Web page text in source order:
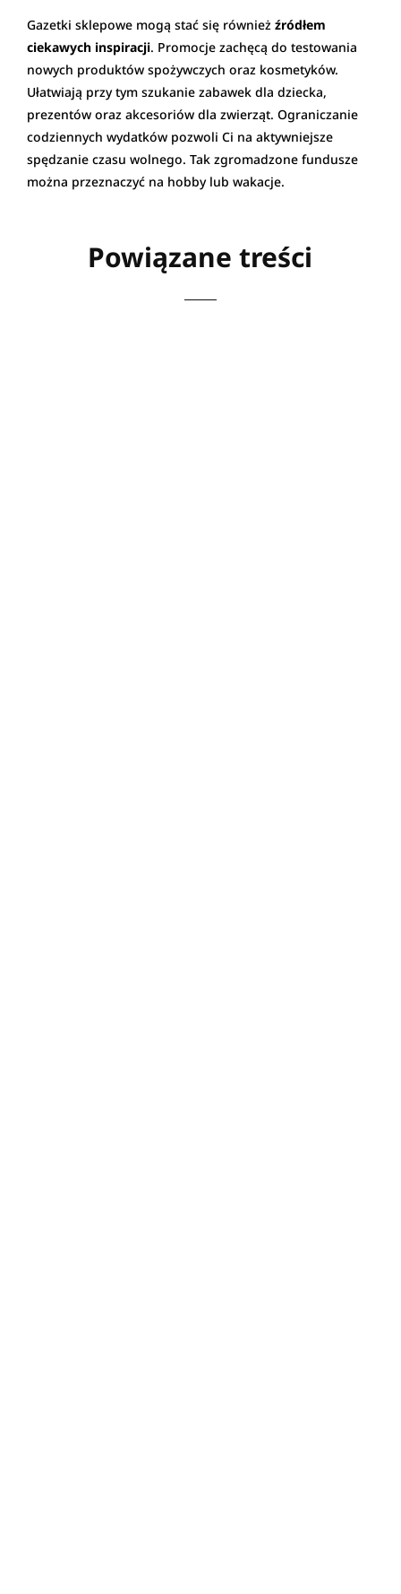
Gazetki sklepowe mogą stać się również źródłem
ciekawych inspiracji. Promocje zachęcą do testowania
nowych produktów spożywczych oraz kosmetyków.
Ułatwiają przy tym szukanie zabawek dla dziecka,
prezentów oraz akcesoriów dla zwierząt. Ograniczanie
codziennych wydatków pozwoli Ci na aktywniejsze
spędzanie czasu wolnego. Tak zgromadzone fundusze
można przeznaczyć na hobby lub wakacje.
Powiązane treści